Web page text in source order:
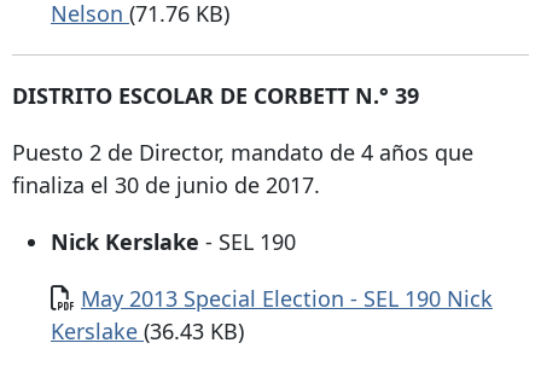
Nelson (71.76 KB)
DISTRITO ESCOLAR DE CORBETT N.° 39
Puesto 2 de Director, mandato de 4 años que
finaliza el 30 de junio de 2017.
Nick Kerslake - SEL 190
Documento
May 2013 Special Election - SEL 190 Nick
Kerslake (36.43 KB)